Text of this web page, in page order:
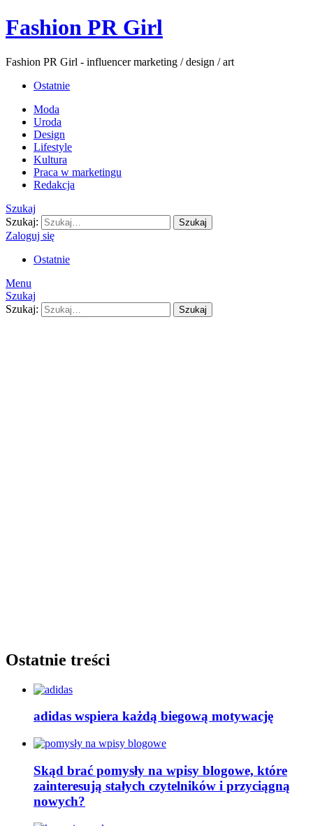
Fashion PR Girl
Fashion PR Girl - influencer marketing / design / art
Ostatnie
Moda
Uroda
Design
Lifestyle
Kultura
Praca w marketingu
Redakcja
Szukaj
Szukaj:
Szukaj
Zaloguj się
Ostatnie
Menu
Szukaj
Szukaj:
Szukaj
Ostatnie treści
adidas wspiera każdą biegową motywację
Skąd brać pomysły na wpisy blogowe, które
zainteresują stałych czytelników i przyciągną
nowych?